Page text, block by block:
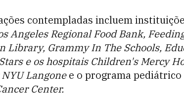
contempladas incluem
Angeles Regional Food Bank,
Library, Grammy In The Schools,
e os hospitais Children's Mercy
Langonee o programa pediátrico
Center.